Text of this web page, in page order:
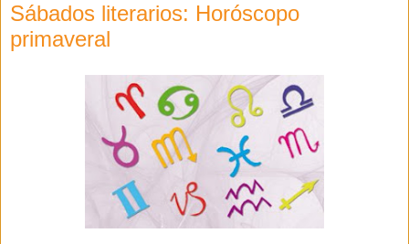
Sábados literarios: Horóscopo
primaveral